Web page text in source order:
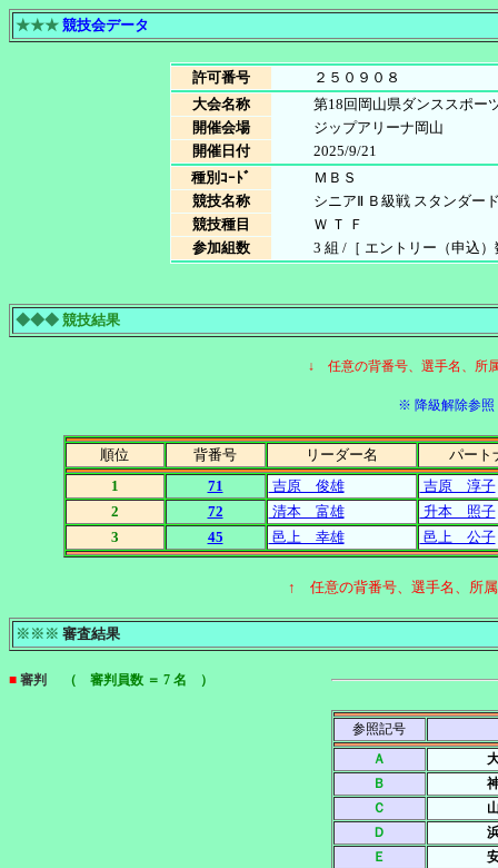
★★★ 競技会データ
許可番号
２５０９０８
大会名称
第18回岡山県ダンススポー
開催会場
ジップアリーナ岡山
開催日付
2025/9/21
種別ｺｰﾄﾞ
ＭＢＳ
競技名称
シニアⅡ Ｂ級戦 スタンダー
競技種目
Ｗ Ｔ Ｆ
参加組数
3 組 /［ エントリー（申込
◆◆◆ 競技結果
↓ 任意の背番号、選手名、所
※ 降級解除参照
順位 背番号 リーダー名
パート
1
71 吉原 俊雄
吉原 淳子
2
72 清本 富雄
升本 照子
3
45 邑上 幸雄 邑上 公子
↑ 任意の背番号、選手名、所
※※※ 審査結果
■ 審判 （ 審判員数 ＝ 7 名 ）
参照記号
Ａ
Ｂ
Ｃ
Ｄ
Ｅ